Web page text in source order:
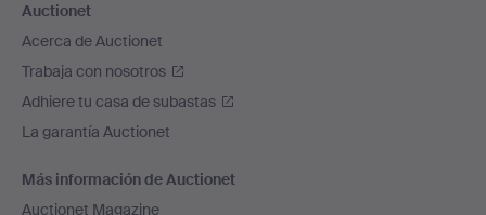
Auctionet
Acerca de Auctionet
Trabaja con nosotros
Adhiere tu casa de subastas
La garantía Auctionet
Más información de Auctionet
Auctionet Magazine